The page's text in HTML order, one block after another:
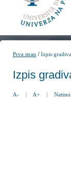
Prva stran /Izpis gradiva
Izpis
A- | A+ | Natisni